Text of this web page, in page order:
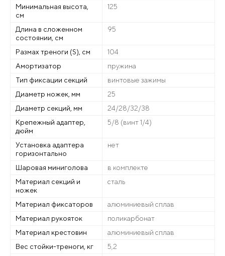
Минимальная высота,
см
125
Длина в сложенном
состоянии, см
95
Размах треноги (S), см
104
Амортизатор
пружина
Тип фиксации секций
винтовые зажимы
Диаметр ножек, мм
25
Диаметр секций, мм
24/28/32/38
Крепежный адаптер,
дюйм
5/8 (винт 1/4)
Установка адаптера
горизонтально
нет
Шаровая миниголова
в комплекте
Материал секций и
ножек
сталь
Материал фиксаторов
алюминиевый сплав
Материал рукояток
поликарбонат
Материал крестовин
алюминиевый сплав
Вес стойки-треноги, кг
5,2